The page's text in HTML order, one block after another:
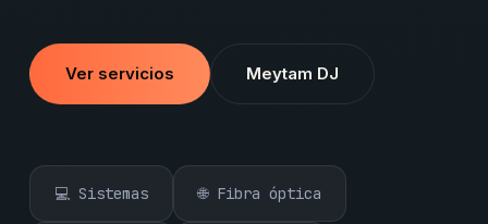
Ver servicios Meytam DJ
💻 Sistemas 🌐 Fibra óptica